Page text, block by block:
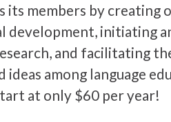
its members by creating
development, initiating
and facilitating
among language
at only $60 per year!